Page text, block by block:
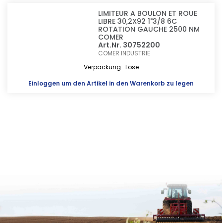
LIMITEUR A BOULON ET ROUE
LIBRE 30,2X92 1"3/8 6C
ROTATION GAUCHE 2500 NM
COMER
Art.Nr. 30752200
COMER INDUSTRIE
Verpackung : Lose
Einloggen um den Artikel in den Warenkorb zu legen